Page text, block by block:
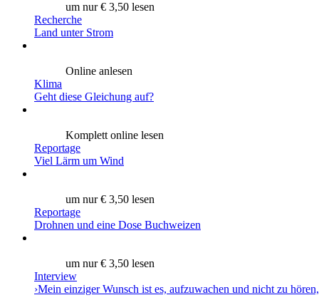
um nur € 3,50 lesen
Recherche
Land unter Strom
Online anlesen
Klima
Geht diese Gleichung auf?
Komplett online lesen
Reportage
Viel Lärm um Wind
um nur € 3,50 lesen
Reportage
Drohnen und eine Dose Buchweizen
um nur € 3,50 lesen
Interview
›Mein einziger Wunsch ist es, aufzuwachen und nicht zu